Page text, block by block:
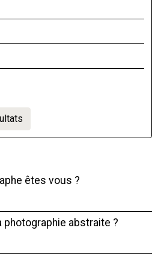
êtes vous ?
photographie abstraite ?